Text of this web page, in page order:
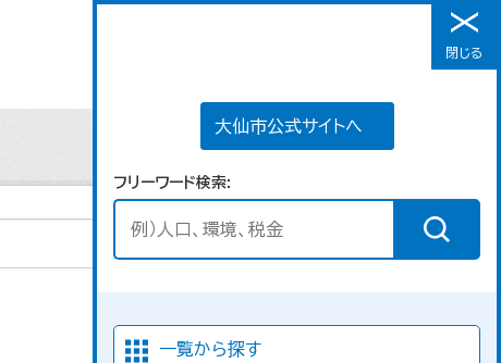
メニュー
大仙市公式サイトへ
フリーワード検索
一覧から探す
閉じる